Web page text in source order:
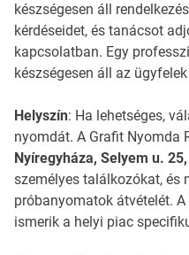
készségesen áll
kérdéseidet, és tanácsot
kapcsolatban. Egy
készségesen áll az
Helyszín: Ha lehetséges,
nyomdát. A Grafit Nyomda
Nyíregyháza, Selyem u.
személyes találkozókat, és
próbanyomatok átvételét.
ismerik a helyi piac